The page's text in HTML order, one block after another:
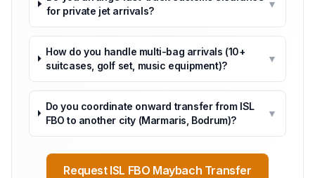
for private jet arrivals?
▼
How do you handle multi-bag arrivals (10+
suitcases, golf set, music equipment)?
▼
Do you coordinate onward transfer from ISL
FBO to another city (Marmaris, Bodrum)?
▼
Request ISL FBO Maybach Transfer